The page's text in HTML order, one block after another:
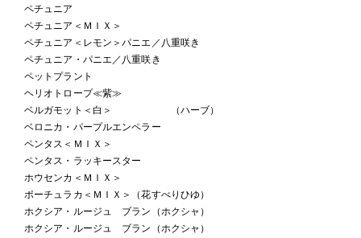
ペチュニア
ペチュニア＜ＭＩＸ＞
ペチュニア＜レモン＞パニエ／八重咲き
ペチュニア・パニエ／八重咲き
ペットプラント
ヘリオトロープ≪紫≫
ベルガモット＜白＞ （ハーブ）
ベロニカ・パープルエンペラー
ペンタス＜ＭＩＸ＞
ペンタス・ラッキースター
ホウセンカ＜ＭＩＸ＞
ポーチュラカ＜ＭＩＸ＞（花すべりひゆ）
ホクシア・ルージュ ブラン（ホクシャ）
ホクシア・ルージュ ブラン（ホクシャ）